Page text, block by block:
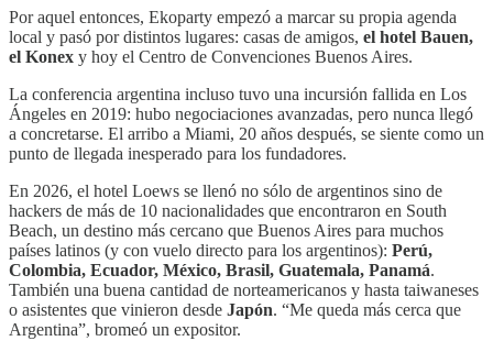
Por aquel entonces, Ekoparty empezó a marcar su propia agenda
local y pasó por distintos lugares: casas de amigos, el hotel Bauen,
el Konex y hoy el Centro de Convenciones Buenos Aires.
La conferencia argentina incluso tuvo una incursión fallida en Los
Ángeles en 2019: hubo negociaciones avanzadas, pero nunca llegó
a concretarse. El arribo a Miami, 20 años después, se siente como un
punto de llegada inesperado para los fundadores.
En 2026, el hotel Loews se llenó no sólo de argentinos sino de
hackers de más de 10 nacionalidades que encontraron en South
Beach, un destino más cercano que Buenos Aires para muchos
países latinos (y con vuelo directo para los argentinos): Perú,
Colombia, Ecuador, México, Brasil, Guatemala, Panamá.
También una buena cantidad de norteamericanos y hasta taiwaneses
o asistentes que vinieron desde Japón. “Me queda más cerca que
Argentina”, bromeó un expositor.